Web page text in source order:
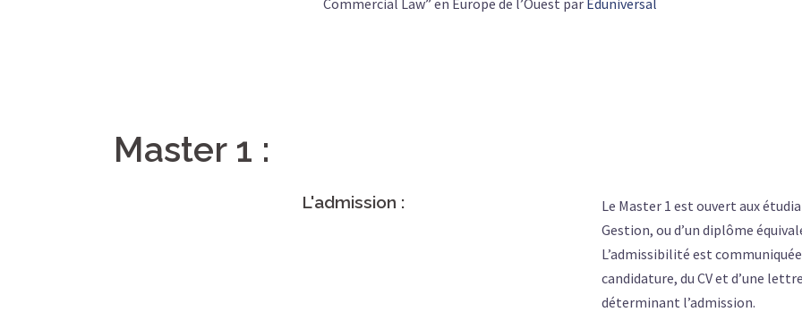
Commercial Law” en Europe de l’Ouest par Eduniversal
Master 1 :
L'admission :
Le Master 1 est ouvert aux
Gestion, ou d’un diplôme
L’admissibilité est
candidature, du CV et d’une
déterminant l’admission.